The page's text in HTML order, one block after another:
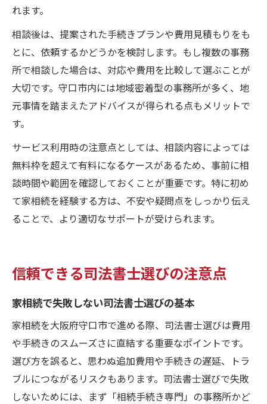
れます。
相談後は、提案された手続きプランや費用見積もりをも
とに、依頼するかどうかを検討します。もし複数の事務
所で相談した場合は、対応や費用を比較して選ぶことが
大切です。守口市内には地域密着型の事務所が多く、地
元事情を踏まえたアドバイスが得られる点もメリットで
す。
サービス利用時の注意点としては、相談内容によっては
無料枠を超えて有料になるケースがあるため、事前に相
談時間や範囲を確認しておくことが重要です。特に初め
て家相続を経験する方は、不安や疑問点をしっかり伝え
ることで、より適切なサポートが受けられます。
信頼できる司法書士選びの注意点
家相続で失敗しない司法書士選びの基本
家相続を大阪府守口市で進める際、司法書士選びは費用
や手続きのスムーズさに直結する重要なポイントです。
選び方を誤ると、思わぬ追加費用や手続きの遅延、トラ
ブルにつながるリスクもあります。司法書士選びで失敗
しないためには、まず「相続手続き専門」の事務所かど